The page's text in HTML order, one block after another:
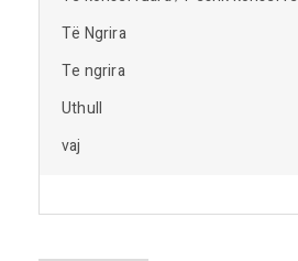
Të Ngrira
Te ngrira
Uthull
vaj